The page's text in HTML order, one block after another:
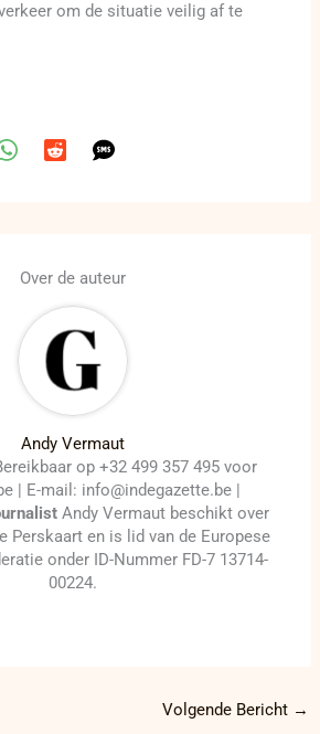
om de situatie veilig af te
Over de auteur
Andy Vermaut
op +32 499 357 495 voor
| E-mail: info@indegazette.be |
Andy Vermaut beschikt over
Perskaart en is lid van de Europese
onder ID-Nummer FD-7 13714-
00224.
Volgende Bericht →